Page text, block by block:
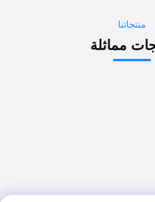
منتجاتنا
مماثلة